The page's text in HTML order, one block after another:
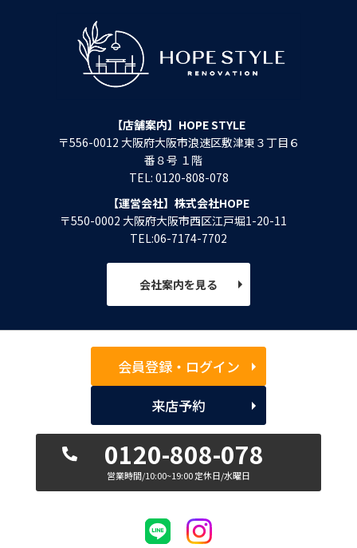
【店舗案内】HOPE STYLE
〒556-0012 大阪府大阪市浪速区敷津東３丁目６
番８号 １階
TEL: 0120-808-078
【運営会社】株式会社HOPE
〒550-0002 大阪府大阪市西区江戸堀1-20-11
TEL:06-7174-7702
会社案内を見る
会員登録・ログイン
来店予約
0120-808-078
営業時間/10:00~19:00 定休日/水曜日